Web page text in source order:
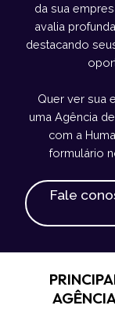
da sua
avalia
destacando
Quer ver sua
uma Agência
com a
formulário
Fale